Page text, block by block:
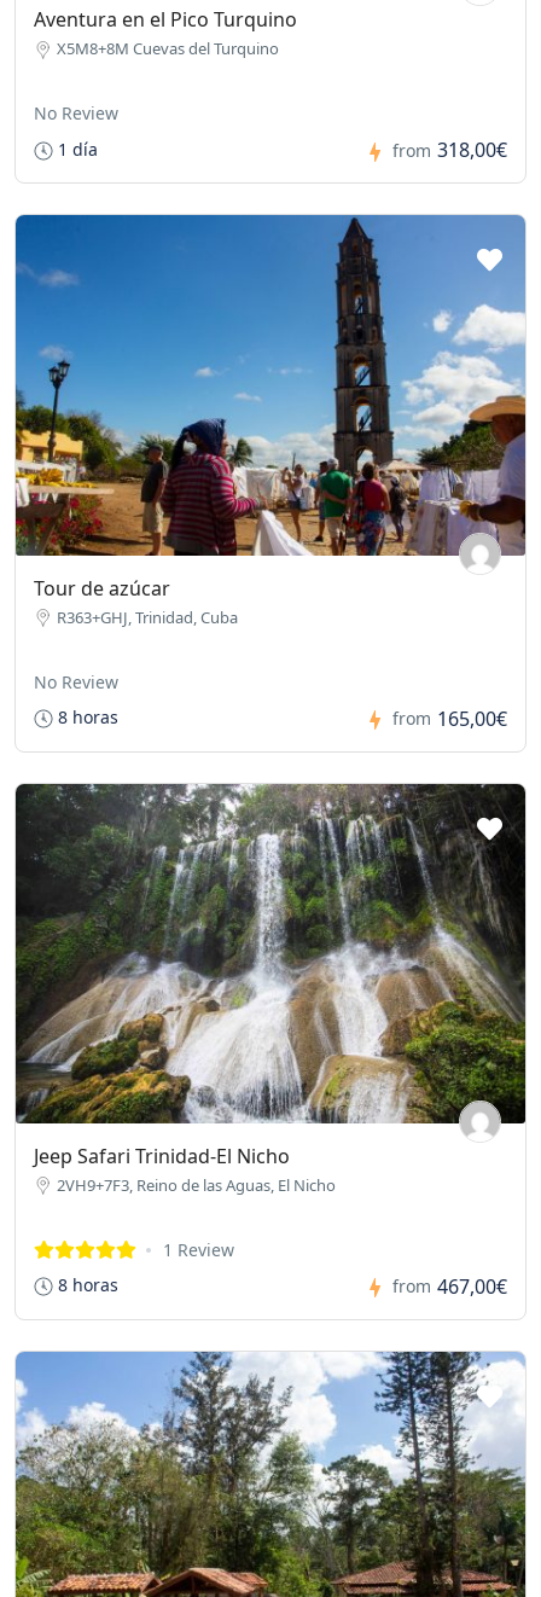
Aventura en el Pico Turquino
X5M8+8M Cuevas del Turquino
No Review
1 día
from 318,00€
Tour de azúcar
R363+GHJ, Trinidad, Cuba
No Review
8 horas
from 165,00€
Jeep Safari Trinidad-El Nicho
2VH9+7F3, Reino de las Aguas, El Nicho
1 Review
8 horas
from 467,00€